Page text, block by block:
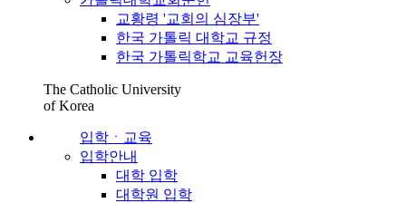
교황령 '교회의 심장부'
한국 가톨릭 대학교 규정
한국 가톨릭학교 교육헌장
The Catholic University
of Korea
입학ㆍ교육
입학안내
대학 입학
대학원 입학